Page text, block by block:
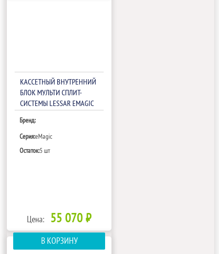
КАССЕТНЫЙ ВНУТРЕННИЙ
БЛОК МУЛЬТИ СПЛИТ-
СИСТЕМЫ LESSAR EMAGIC
Бренд:
Серия:eMagic
Остаток:5 шт
Цена: 55 070 ₽
В КОРЗИНУ